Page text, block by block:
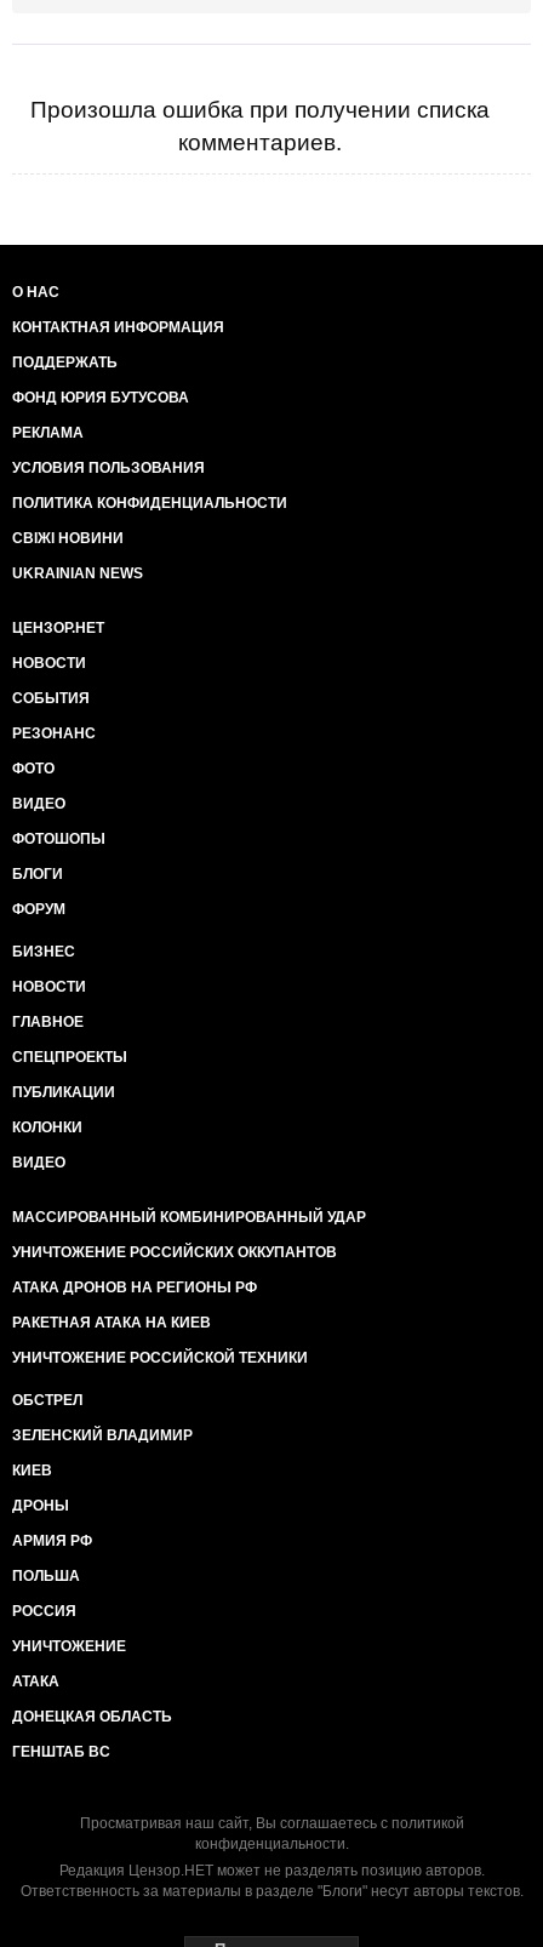
С целью отвести от себя подозрения - сразу после
опубликования фото с фрагментом ракеты ЗРК
"Тор-М1", после того как было объявлено об
отправке в Иран украинских специалистов для
Произошла ошибка при получении списка
комментариев.
О НАС
КОНТАКТНАЯ ИНФОРМАЦИЯ
ПОДДЕРЖАТЬ
ФОНД ЮРИЯ БУТУСОВА
РЕКЛАМА
УСЛОВИЯ ПОЛЬЗОВАНИЯ
ПОЛИТИКА КОНФИДЕНЦИАЛЬНОСТИ
СВІЖІ НОВИНИ
UKRAINIAN NEWS
ЦЕНЗОР.НЕТ
НОВОСТИ
СОБЫТИЯ
РЕЗОНАНС
ФОТО
ВИДЕО
ФОТОШОПЫ
БЛОГИ
ФОРУМ
БИЗНЕС
НОВОСТИ
ГЛАВНОЕ
СПЕЦПРОЕКТЫ
ПУБЛИКАЦИИ
КОЛОНКИ
ВИДЕО
МАССИРОВАННЫЙ КОМБИНИРОВАННЫЙ УДАР
УНИЧТОЖЕНИЕ РОССИЙСКИХ ОККУПАНТОВ
АТАКА ДРОНОВ НА РЕГИОНЫ РФ
РАКЕТНАЯ АТАКА НА КИЕВ
УНИЧТОЖЕНИЕ РОССИЙСКОЙ ТЕХНИКИ
ОБСТРЕЛ
ЗЕЛЕНСКИЙ ВЛАДИМИР
КИЕВ
ДРОНЫ
АРМИЯ РФ
ПОЛЬША
РОССИЯ
УНИЧТОЖЕНИЕ
АТАКА
ДОНЕЦКАЯ ОБЛАСТЬ
ГЕНШТАБ ВС
Просматривая наш сайт, Вы соглашаетесь с политикой
конфиденциальности.
Редакция Цензор.НЕТ может не разделять позицию авторов.
Ответственность за материалы в разделе "Блоги" несут авторы текстов.